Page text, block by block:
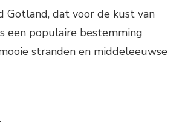
Gotland, dat voor de kust van
een populaire bestemming
stranden en middeleeuwse